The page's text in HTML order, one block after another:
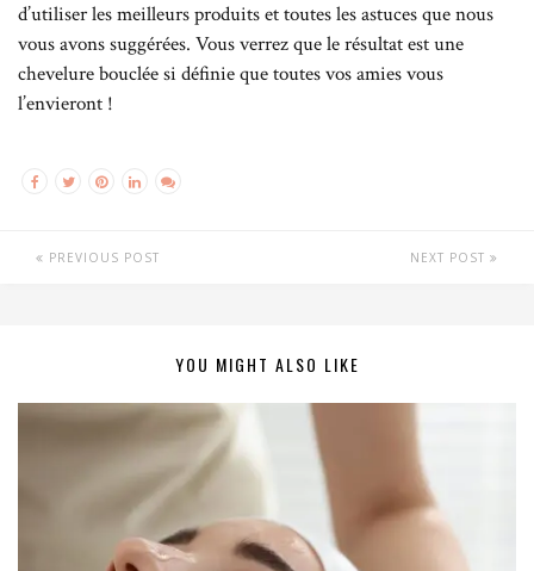
d’utiliser les meilleurs produits et toutes les astuces que nous
vous avons suggérées. Vous verrez que le résultat est une
chevelure bouclée si définie que toutes vos amies vous
l’envieront !
PREVIOUS POST NEXT POST
YOU MIGHT ALSO LIKE